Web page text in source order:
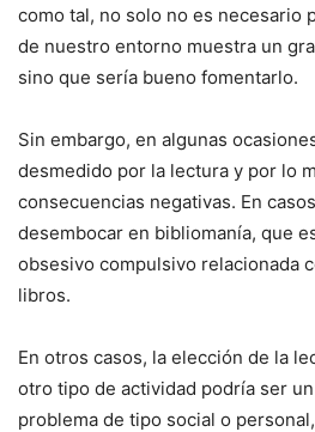
como tal, no solo no es necesario
de nuestro entorno muestra un
sino que sería bueno fomentarlo.
Sin embargo, en algunas
desmedido por la lectura y por lo
consecuencias negativas. En
desembocar en bibliomanía, que
obsesivo compulsivo relacionada
libros.
En otros casos, la elección de la
otro tipo de actividad podría ser
problema de tipo social o